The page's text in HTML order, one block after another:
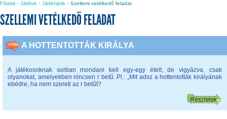
Főoldal - Játékok - Játékfajták - Szellemi vetélkedő feladat
SZELLEMI VETÉLKEDŐ FELADAT
A HOTTENTOTTÁK KIRÁLYA
A játékosoknak sorban mondani kell egy-egy ételt, de vigyázva, csak
olyanokat, amelyekben nincsen r betű. Pl.: „Mit adsz a hottentották királyának
ebédre, ha nem szereti az r betűt?